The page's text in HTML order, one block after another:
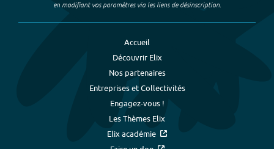
en modifiant vos paramètres via les liens de désinscription.
Accueil
Découvrir Elix
Nos partenaires
Entreprises et Collectivités
Engagez-vous !
Les Thèmes Elix
Elix académie